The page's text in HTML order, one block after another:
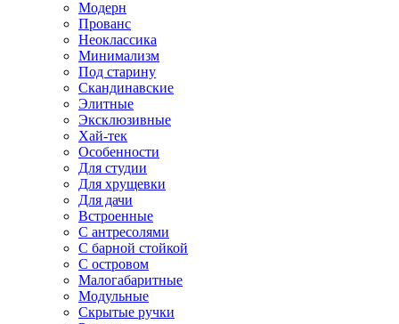
Модерн
Прованс
Неоклассика
Минимализм
Под старину
Скандинавские
Элитные
Эксклюзивные
Хай-тек
Особенности
Для студии
Для хрущевки
Для дачи
Встроенные
С антресолями
С барной стойкой
С островом
Малогабаритные
Модульные
Скрытые ручки